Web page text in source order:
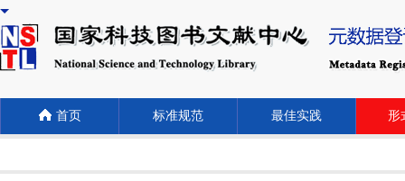
首页 标准规范 最佳实践 形